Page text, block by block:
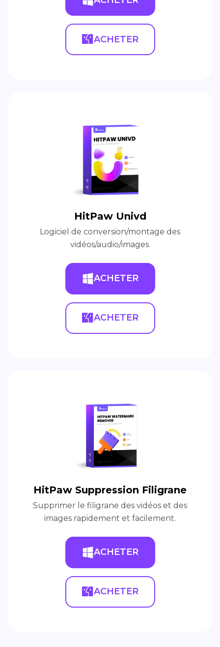
ACHETER
HitPaw Univd
Logiciel de conversion/montage des
vidéos/audio/images.
ACHETER
ACHETER
HitPaw Suppression Filigrane
Supprimer le filigrane des vidéos et des
images rapidement et facilement.
ACHETER
ACHETER